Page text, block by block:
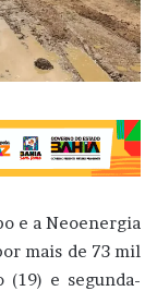
e a Neoenergia
mais de 73 mil
e segunda-